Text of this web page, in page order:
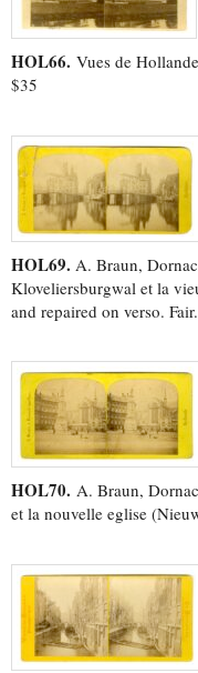
HOL66. Vues de
$35
HOL69. A. Braun,
Kloveliersburgwal et la
and repaired on verso.
HOL70. A. Braun,
et la nouvelle eglise